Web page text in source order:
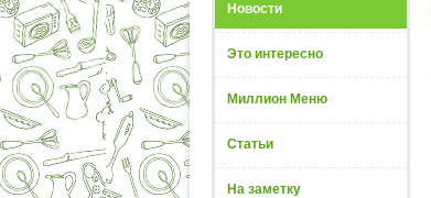
Новости
Это интересно
Миллион Меню
Статьи
На заметку